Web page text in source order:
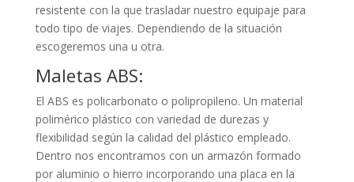
resistente con la que trasladar nuestro equipaje para
todo tipo de viajes. Dependiendo de la situación
escogeremos una u otra.
Maletas ABS:
El ABS es policarbonato o polipropileno. Un material
polimérico plástico con variedad de durezas y
flexibilidad según la calidad del plástico empleado.
Dentro nos encontramos con un armazón formado
por aluminio o hierro incorporando una placa en la